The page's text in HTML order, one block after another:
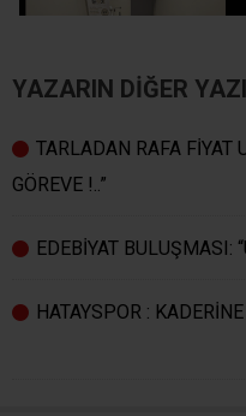
YAZARIN DİĞER
TARLADAN RAFA FİYAT
GÖREVE !..”
EDEBİYAT BULUŞMASI:
HATAYSPOR :